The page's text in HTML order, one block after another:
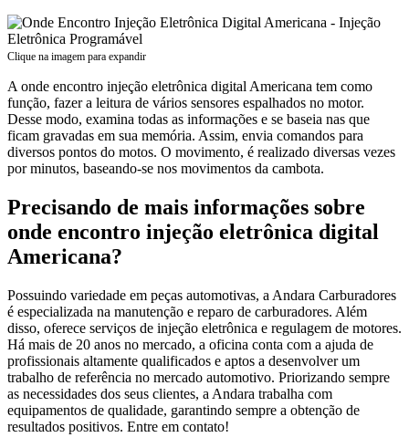
Clique na imagem para expandir
A onde encontro injeção eletrônica digital Americana tem como
função, fazer a leitura de vários sensores espalhados no motor.
Desse modo, examina todas as informações e se baseia nas que
ficam gravadas em sua memória. Assim, envia comandos para
diversos pontos do motos. O movimento, é realizado diversas vezes
por minutos, baseando-se nos movimentos da cambota.
Precisando de mais informações sobre
onde encontro injeção eletrônica digital
Americana?
Possuindo variedade em peças automotivas, a Andara Carburadores
é especializada na manutenção e reparo de carburadores. Além
disso, oferece serviços de injeção eletrônica e regulagem de motores.
Há mais de 20 anos no mercado, a oficina conta com a ajuda de
profissionais altamente qualificados e aptos a desenvolver um
trabalho de referência no mercado automotivo. Priorizando sempre
as necessidades dos seus clientes, a Andara trabalha com
equipamentos de qualidade, garantindo sempre a obtenção de
resultados positivos. Entre em contato!